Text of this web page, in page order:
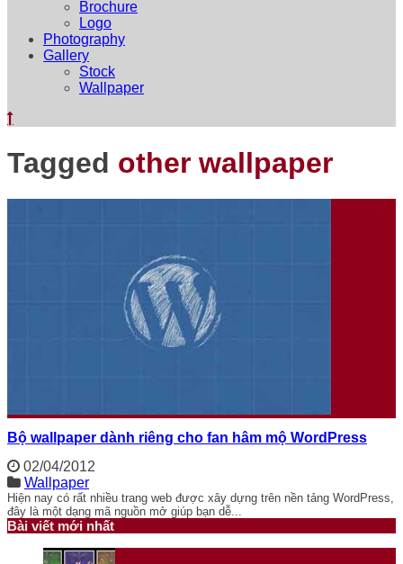
Brochure
Logo
Photography
Gallery
Stock
Wallpaper
Tagged other wallpaper
Bộ wallpaper dành riêng cho fan hâm mộ WordPress
02/04/2012
Wallpaper
Hiện nay có rất nhiều trang web được xây dựng trên nền tảng WordPress,
đây là một dạng mã nguồn mở giúp bạn dễ...
Bài viết mới nhất